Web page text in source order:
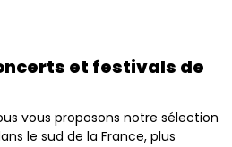
et festivals de
vous proposons notre sélection
le sud de la France, plus